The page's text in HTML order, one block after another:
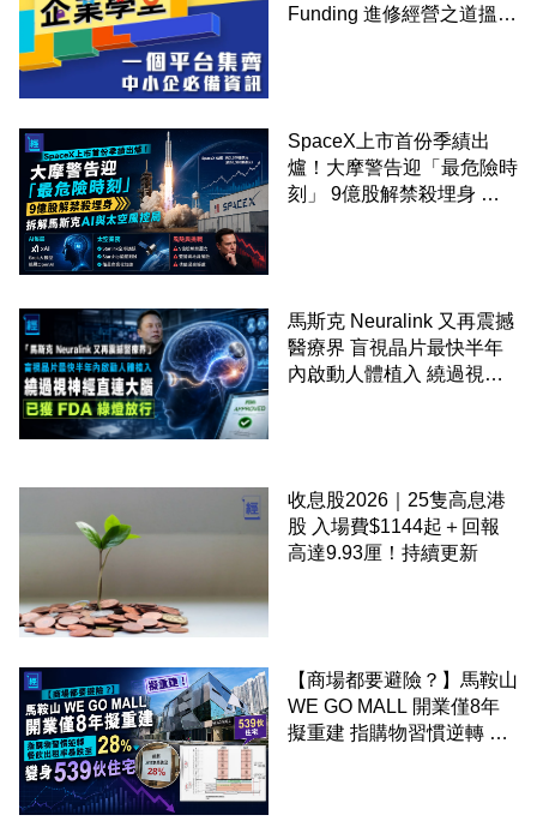
Funding 進修經營之道搵大
SpaceX上市首份季績出
爐！大摩警告迎「最危險時
刻」 9億股解禁殺埋身 拆
馬斯克 Neuralink 又再震撼
醫療界 盲視晶片最快半年
內啟動人體植入 繞過視神
收息股2026｜25隻高息港
股 入場費$1144起＋回報
高達9.93厘！持續更新
【商場都要避險？】馬鞍山
WE GO MALL 開業僅8年
擬重建 指購物習慣逆轉 餐